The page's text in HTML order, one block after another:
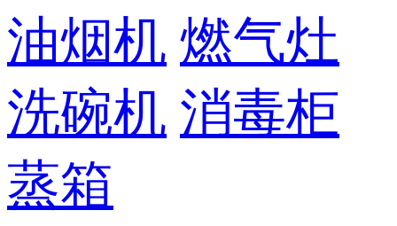
油烟机 燃气灶
洗碗机 消毒柜
蒸箱